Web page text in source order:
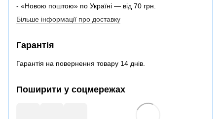
- «Новою поштою» по Україні — від 70 грн.
Більше інформації про доставку
Гарантія
Гарантія на повернення товару 14 днів.
Поширити у соцмережах